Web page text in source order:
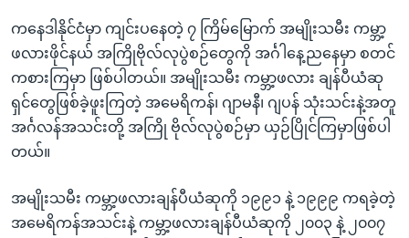
ရှာဖွေ
ရန်
ဘာသာစကားများ
ကနေဒါနိုင်ငံမှာ ကျင်းပနေတဲ့ ၇ ကြိမ်မြောက် အမျိုးသမီး ကမ္ဘာ့
ဖလားဖိုင်နယ် အကြိုဗိုလ်လုပွဲစဉ်တွေကို အင်္ဂါနေ့ညနေမှာ စတင်
ကစားကြမှာ ဖြစ်ပါတယ်။ အမျိုးသမီး ကမ္ဘာ့ဖလား ချန်ပီယံဆု
ရှင်တွေဖြစ်ခဲ့ဖူးကြတဲ့ အမေရိကန်၊ ဂျာမနီ၊ ဂျပန် သုံးသင်းနဲ့အတူ
အင်္ဂလန်အသင်းတို့ အကြို ဗိုလ်လုပွဲစဉ်မှာ ယှဉ်ပြိုင်ကြမှာဖြစ်ပါ
တယ်။
အမျိုးသမီး ကမ္ဘာ့ဖလားချန်ပီယံဆုကို ၁၉၉၁ နဲ့ ၁၉၉၉ ကရခဲ့တဲ့
အမေရိကန်အသင်းနဲ့ ကမ္ဘာ့ဖလားချန်ပီယံဆုကို ၂၀၀၃ နဲ့ ၂၀၀၇